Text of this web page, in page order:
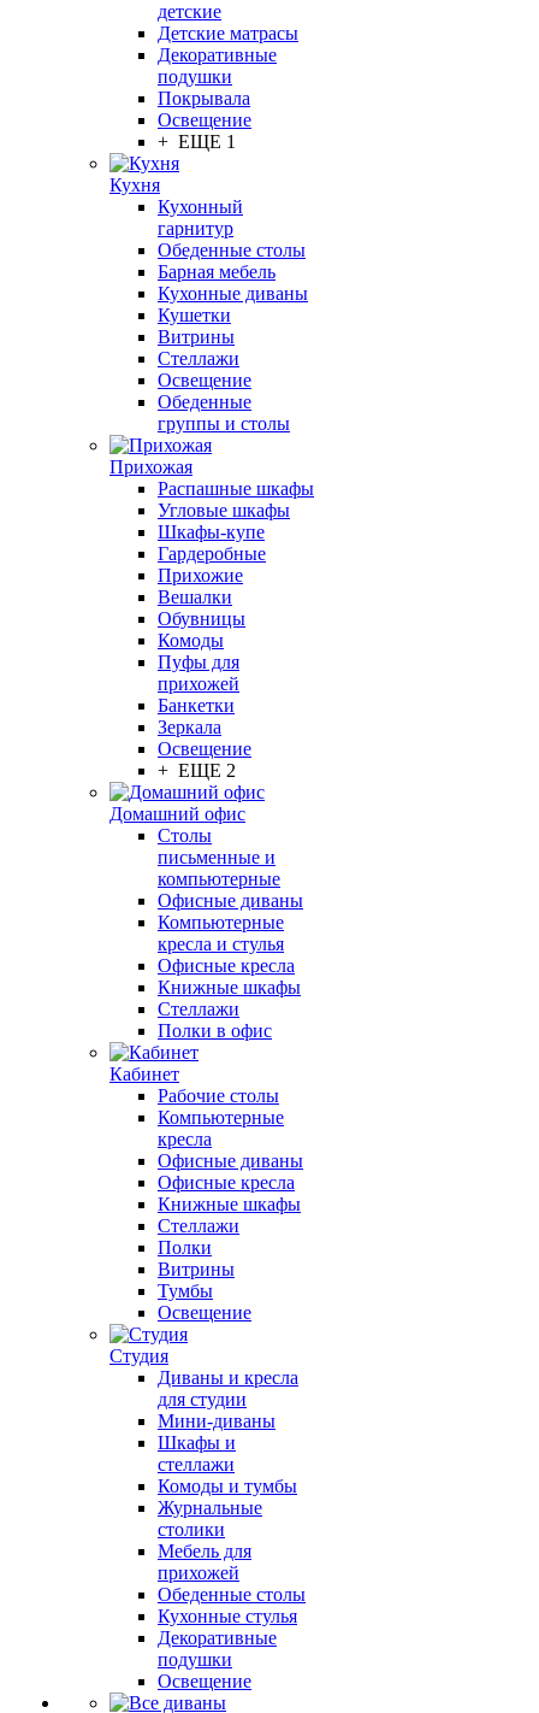
детские
Детские матрасы
Декоративные
подушки
Покрывала
Освещение
+ ЕЩЕ 1
Кухня
Кухонный
гарнитур
Обеденные столы
Барная мебель
Кухонные диваны
Кушетки
Витрины
Стеллажи
Освещение
Обеденные
группы и столы
Прихожая
Распашные шкафы
Угловые шкафы
Шкафы-купе
Гардеробные
Прихожие
Вешалки
Обувницы
Комоды
Пуфы для
прихожей
Банкетки
Зеркала
Освещение
+ ЕЩЕ 2
Домашний офис
Столы
письменные и
компьютерные
Офисные диваны
Компьютерные
кресла и стулья
Офисные кресла
Книжные шкафы
Стеллажи
Полки в офис
Кабинет
Рабочие столы
Компьютерные
кресла
Офисные диваны
Офисные кресла
Книжные шкафы
Стеллажи
Полки
Витрины
Тумбы
Освещение
Студия
Диваны и кресла
для студии
Мини-диваны
Шкафы и
стеллажи
Комоды и тумбы
Журнальные
столики
Мебель для
прихожей
Обеденные столы
Кухонные стулья
Декоративные
подушки
Освещение